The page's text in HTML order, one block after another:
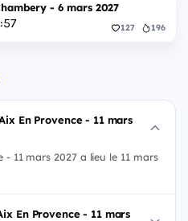
- 6 mars 2027
:56 127 196
En Provence - 11 mars
- 11 mars 2027 a lieu le 11 mars
En Provence - 11 mars